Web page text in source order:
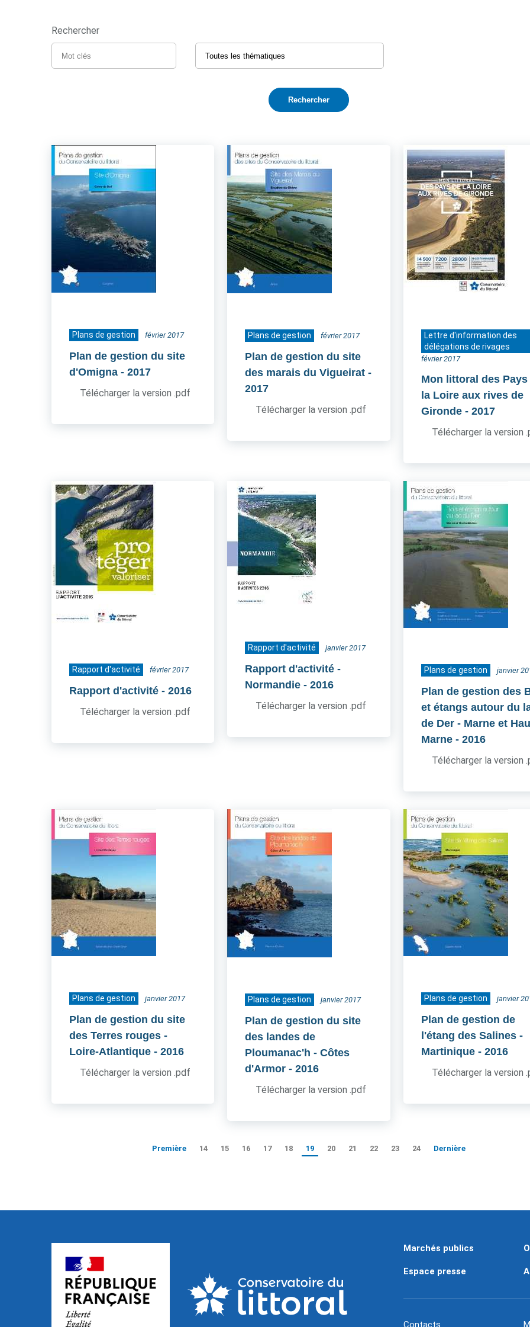
Rechercher
Plans de gestion février 2017
Plan de gestion du site
d'Omigna - 2017
Télécharger la version .pdf
Plans de gestion février 2017
Plan de gestion du site
des marais du Vigueirat -
2017
Télécharger la version .pdf
Lettre d'information des
délégations de rivages
février 2017
Mon littoral des Pays
la Loire aux rives de
Gironde - 2017
Télécharger la version
Rapport d'activité février 2017
Rapport d'activité - 2016
Télécharger la version .pdf
Rapport d'activité janvier 2017
Rapport d'activité -
Normandie - 2016
Télécharger la version .pdf
Plans de gestion janvier
Plan de gestion des
et étangs autour du
de Der - Marne et
Marne - 2016
Télécharger la version
Plans de gestion janvier 2017
Plan de gestion du site
des Terres rouges -
Loire-Atlantique - 2016
Télécharger la version .pdf
Plans de gestion janvier 2017
Plan de gestion du site
des landes de
Ploumanac'h - Côtes
d'Armor - 2016
Télécharger la version .pdf
Plans de gestion janvier
Plan de gestion de
l'étang des Salines -
Martinique - 2016
Télécharger la version
Première 14 15 16 17 18 19 20 21 22 23 24 Dernière
Marchés publics
Espace presse
Contacts